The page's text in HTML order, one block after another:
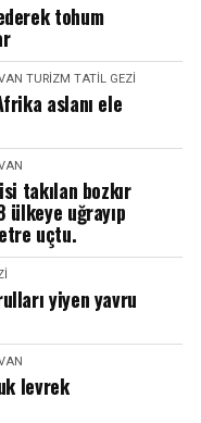
tohum
TURIZM TATIL GEZI
aslanı ele
takılan bozkır
ülkeye uğrayıp
uçtu.
yiyen yavru
levrek